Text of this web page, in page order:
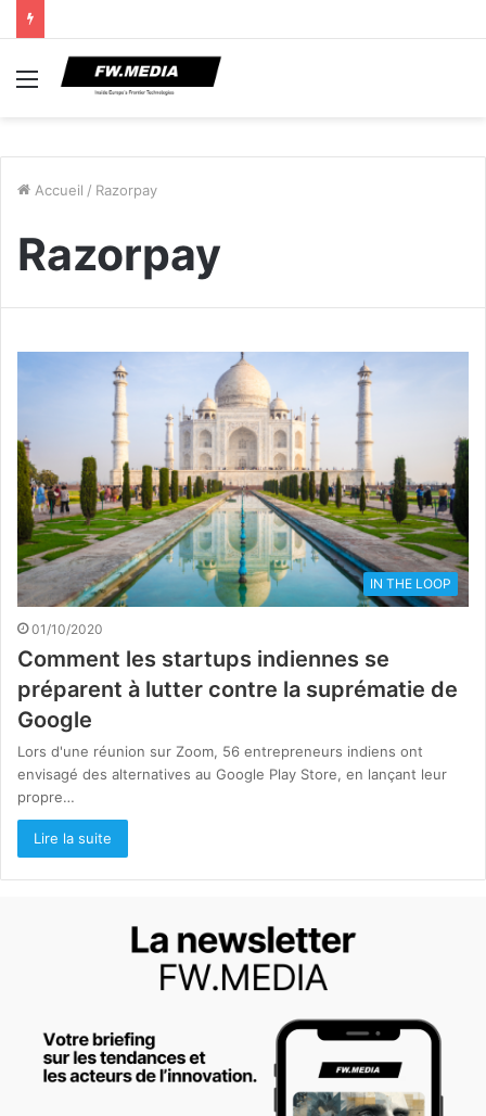
Menu
Accueil / Razorpay
Razorpay
IN THE LOOP
01/10/2020
Comment les startups indiennes se
préparent à lutter contre la suprématie de
Google
Lors d'une réunion sur Zoom, 56 entrepreneurs indiens ont
envisagé des alternatives au Google Play Store, en lançant leur
propre…
Lire la suite